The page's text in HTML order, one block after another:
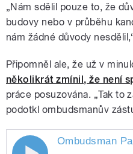
„Nám sdělil pouze to, že
budovy nebo v průběhu
nám žádné důvody
Připomněl ale, že už v
několikrát zmínil, že není
práce posuzována. „Tak to
podotkl ombudsmanův
Ombudsman